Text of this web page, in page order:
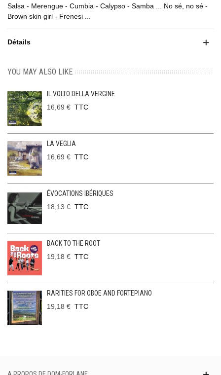
Salsa - Merengue - Cumbia - Calypso - Samba ... No sé, no sé -
Brown skin girl - Frenesi ...
Détails
YOU MAY ALSO LIKE
IL VOLTO DELLA VERGINE
16,69 € TTC
LA VEGLIA
16,69 € TTC
ÉVOCATIONS IBÉRIQUES
18,13 € TTC
BACK TO THE ROOT
19,18 € TTC
RARITIES FOR OBOE AND FORTEPIANO
19,18 € TTC